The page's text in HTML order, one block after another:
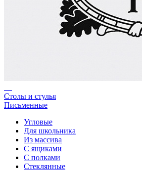
Столы и стулья
Письменные
Угловые
Для школьника
Из массива
С ящиками
С полками
Стеклянные